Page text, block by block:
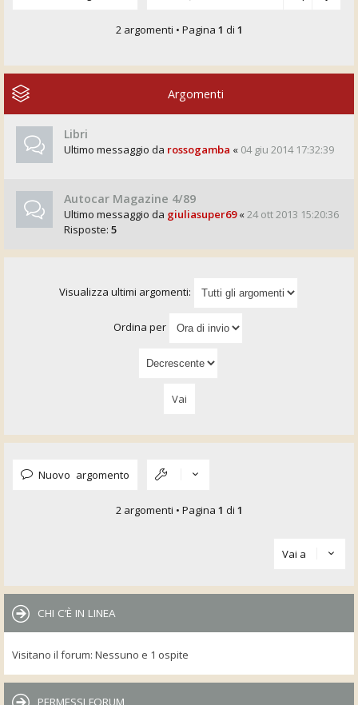
2 argomenti • Pagina 1 di 1
Argomenti
Libri
Ultimo messaggio da rossogamba « 04 giu 2014 17:32:39
Autocar Magazine 4/89
Ultimo messaggio da giuliasuper69«24 ott 2013 15:20:36
Risposte: 5
Visualizza ultimi argomenti:
Ordina per
Nuovo argomento
2 argomenti • Pagina 1 di 1
Vai a
CHI C’È IN LINEA
Visitano il forum: Nessuno e 1 ospite
PERMESSI FORUM